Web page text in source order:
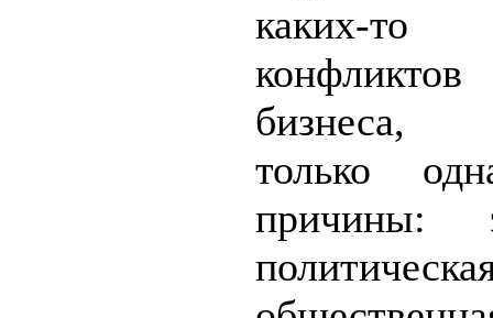
каких-то
бизнеса,
только
причины: